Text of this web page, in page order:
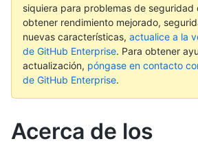
siquiera para problemas de seguridad
obtener rendimiento mejorado,
nuevas características, actualice a la
de GitHub Enterprise. Para obtener
actualización, póngase en contacto
de GitHub Enterprise.
Acerca de los